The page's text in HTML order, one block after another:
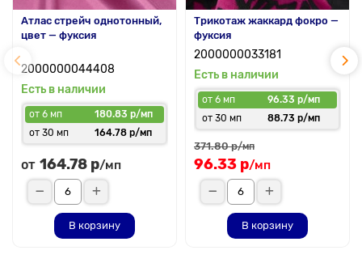
Атлас стрейч однотонный,
цвет — фуксия
2000000044408
Есть в наличии
от 6 мп
180.83 р/мп
от 30 мп
164.78 р/мп
от 164.78 р/мп
В корзину
Трикотаж жаккард фокро —
фуксия
2000000033181
Есть в наличии
от 6 мп
96.33 р/мп
от 30 мп
88.73 р/мп
371.80 р/мп
96.33 р/мп
В корзину